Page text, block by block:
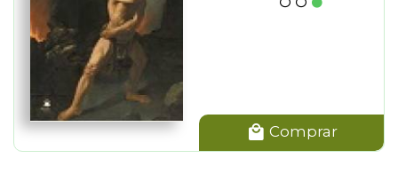
Comprar